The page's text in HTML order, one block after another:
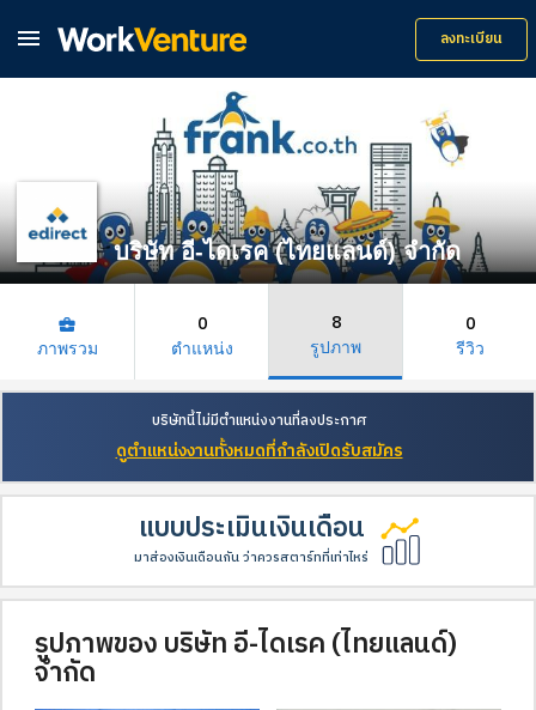
 ลงทะเบียน
บริษัท อี-ไดเรค (ไทยแลนด์) จำกัด
business_center
ภาพรวม
0
ตำแหน่ง
8
รูปภาพ
0
รีวิว
บริษัทนี้ไม่มีตำแหน่งงานที่ลงประกาศ
ดูตำแหน่งงานทั้งหมดที่กำลังเปิดรับสมัคร
แบบประเมินเงินเดือน
มาส่องเงินเดือนกัน ว่าควรสตาร์ทที่เท่าไหร่
รูปภาพของ บริษัท อี-ไดเรค (ไทยแลนด์)
จำกัด